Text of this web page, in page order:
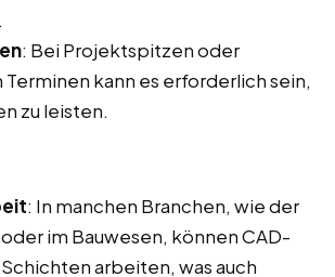
: Bei Projektspitzen oder
kann es erforderlich sein,
zu leisten.
: In manchen Branchen, wie der
im Bauwesen, können CAD-
arbeiten, was auch